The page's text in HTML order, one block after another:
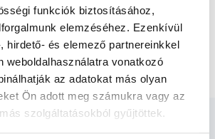
funkciók biztosításához,
elemzéséhez. Ezenkívül
hirdető- és elemező partnereinkkel
weboldalhasználatra vonatkozó
az adatokat más olyan
Ön adott meg számukra vagy az
szolgáltatásokból gyűjtöttek.
Budapest, X. kerület
X. kerület